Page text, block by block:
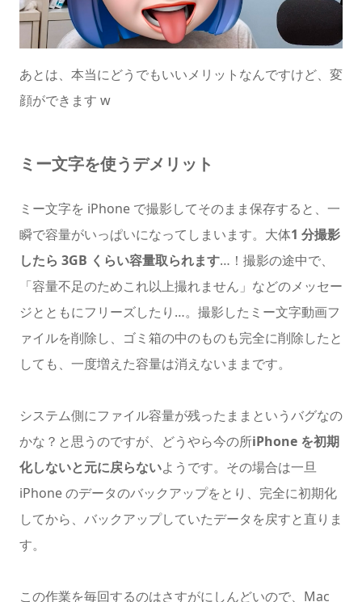
あとは、本当にどうでもいいメリットなんですけど、変
顔ができます w
ミー文字を使うデメリット
ミー文字を iPhone で撮影してそのまま保存すると、一
瞬で容量がいっぱいになってしまいます。大体1 分撮影
したら 3GB くらい容量取られます…！撮影の途中で、
「容量不足のためこれ以上撮れません」などのメッセー
ジとともにフリーズしたり…。撮影したミー文字動画フ
ァイルを削除し、ゴミ箱の中のものも完全に削除したと
しても、一度増えた容量は消えないままです。
システム側にファイル容量が残ったままというバグなの
かな？と思うのですが、どうやら今の所iPhone を初期
化しないと元に戻らないようです。その場合は一旦
iPhone のデータのバックアップをとり、完全に初期化
してから、バックアップしていたデータを戻すと直りま
す。
この作業を毎回するのはさすがにしんどいので、Mac